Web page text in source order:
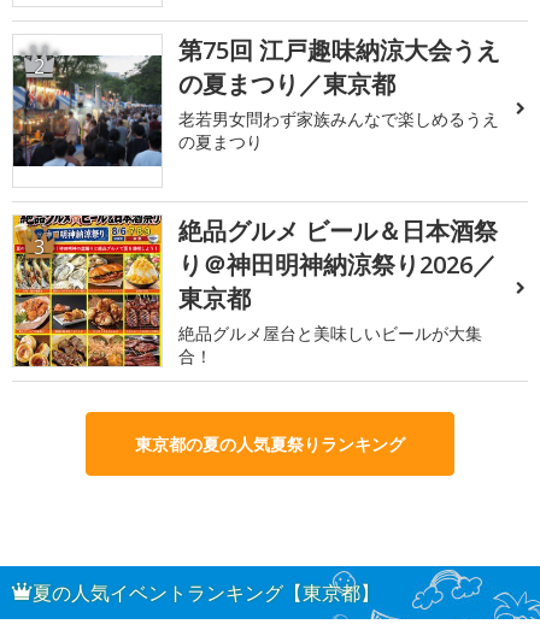
2
第75回 江戸趣味納涼大会うえ
の夏まつり／東京都
老若男女問わず家族みんなで楽しめるうえ
の夏まつり
3
絶品グルメ ビール＆日本酒祭
り＠神田明神納涼祭り2026／
東京都
絶品グルメ屋台と美味しいビールが大集
合！
東京都の夏の人気夏祭りランキング
夏の人気イベントランキング【東京都】